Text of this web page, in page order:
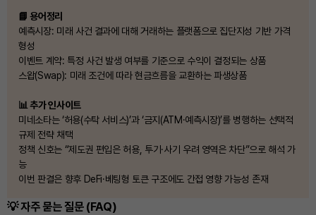
📘 용어정리
예측시장: 미래 사건 결과에 대해 거래하는 플랫폼으로 집단지성 기반 가격
형성
이벤트 계약: 특정 사건 발생 여부를 기준으로 수익이 결정되는 상품
스왑(Swap): 미래 조건에 따라 현금흐름을 교환하는 파생상품
📊 추가 인사이트
미네소타는 ‘허용(수탁 서비스)’과 ‘금지(ATM·예측시장)’를 병행하는 선택적
규제 전략 채택
정책 신호는 “제도권 편입은 허용, 투기·사기 우려 영역은 차단”으로 해석 가
능
이번 판결은 향후 DeFi·베팅형 토큰 구조에도 간접 영향 가능성 존재
💡 자주 묻는 질문 (FAQ)